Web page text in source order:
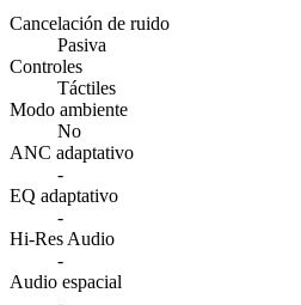
Cancelación de ruido
Pasiva
Controles
Táctiles
Modo ambiente
No
ANC adaptativo
-
EQ adaptativo
-
Hi-Res Audio
-
Audio espacial